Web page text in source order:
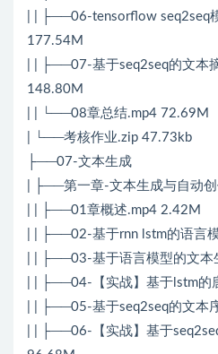
| | ├──06-tensorflow seq2seq
177.54M
| | ├──07-基于seq2seq的文本
148.80M
| | └──08章总结.mp4 72.69M
| └──考核作业.zip 47.73kb
├──07-文本生成
| ├──第一章-文本生成与自动
| | ├──01章概述.mp4 2.42M
| | ├──02-基于rnn lstm的语言
| | ├──03-基于语言模型的文本
| | ├──04-【实战】基于lstm的
| | ├──05-基于seq2seq的文本
| | ├──06-【实战】基于